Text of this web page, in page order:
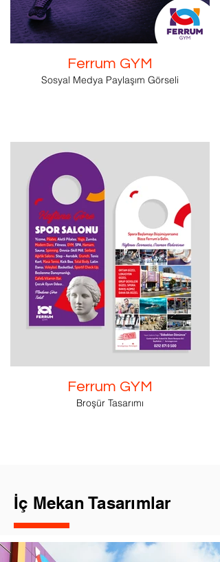
Ferrum GYM
Sosyal Medya Paylaşım Görseli
Ferrum GYM
Broşür Tasarımı
İç Mekan Tasarımlar